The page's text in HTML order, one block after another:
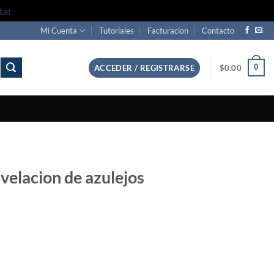
Mi Cuenta Tutoriales Facturacion Contacto
ACCEDER / REGISTRARSE $0.00 0
de azulejos